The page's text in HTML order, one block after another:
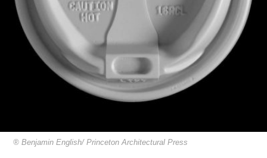
® Benjamin English/ Princeton Architectural Press